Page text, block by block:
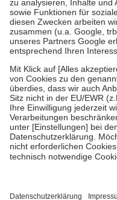
Bei Heilmitteln und
Zuzahlung zehn Prozent
Verordnung.
Um das Engagement der
stärken und die besondere
fallenkeine Zuzahlungenan
• Kindern und
mit Ausnahme der
• Untersuchungen zur
GKV getragen werden
• empfohlenen
• Harn- und Blutteststreifen
getroffen, um